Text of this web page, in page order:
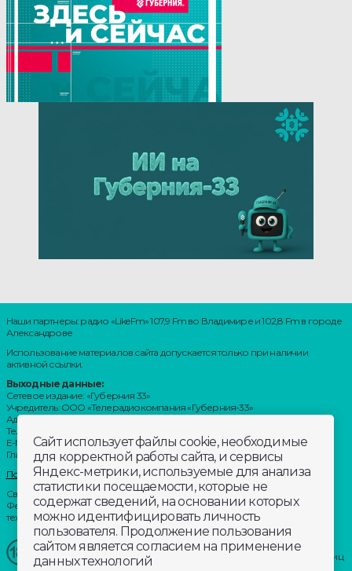
Наши партнеры: радио «LikeFm» 107,9 Fm во Владимире и 102,8 Fm в городе
Александрове
Использование материалов сайта допускается только при наличии
активной ссылки.
Выходные данные:
Сетевое издание: «Губерния 33»
Учредитель: ООО «Телерадиокомпания «Губерния-33»
Адрес: Воронцовский переулок, д.4.г. Владимир, 600000
Телефон: 8 (4922) 36-20-36.
E-Mail: news@trc33.ru
Главный редактор: Шилова Анастасия Олеговна.
Политика обработки Персональных данных
Свидетельство о регистрации СМИ: ЭЛ № ФС 77-60769, выдано 11.02.2015
Федеральной службой по надзору в сфере связи, информационных
технологий и массовых коммуникаций (Роскомнадзор)
Внимание!Отдельные материалы, размещенные на настоящем
сайте, могут содержать информацию, не предназначенную для лиц
младше этого возраста.
Сайт использует файлы cookie, необходимые
для корректной работы сайта, и сервисы
Яндекс-метрики, используемые для анализа
статистики посещаемости, которые не
содержат сведений, на основании которых
можно идентифицировать личность
пользователя. Продолжение пользования
сайтом является согласием на применение
данных технологий